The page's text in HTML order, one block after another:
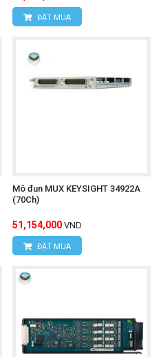
ĐẶT MUA
Mô đun MUX KEYSIGHT 34922A
(70Ch)
51,154,000 VND
ĐẶT MUA